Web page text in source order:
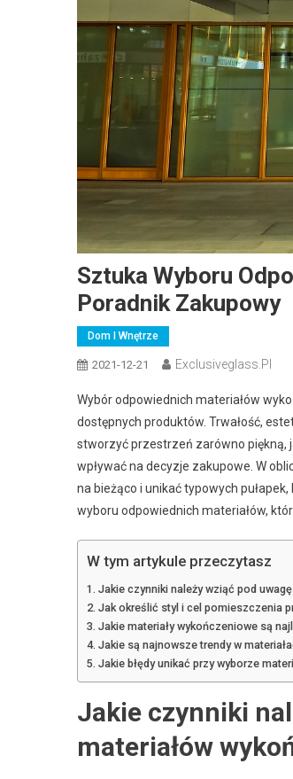
Sztuka Wyboru
Poradnik Zakupowy
Dom I Wnętrze
2021-12-21 Exclusiveglass.pl
Wybór odpowiednich materiałów
dostępnych produktów. Trwałość,
stworzyć przestrzeń zarówno piękną,
wpływać na decyzje zakupowe. W
na bieżąco i unikać typowych
wyboru odpowiednich materiałów,
W tym artykule przeczytasz
Jakie czynniki należy wziąć pod
Jak określić styl i cel pomieszczenia
Jakie materiały wykończeniowe są
Jakie są najnowsze trendy w
Jakie błędy unikać przy wyborze
Jakie czynniki
materiałów